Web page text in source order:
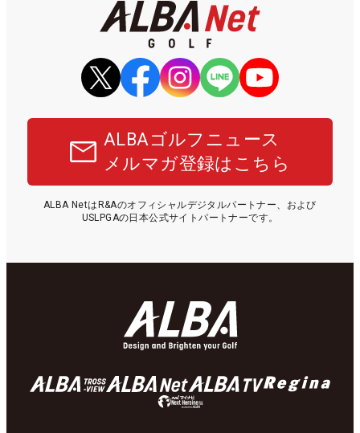
ALBAゴルフニュース
メルマガ登録はこちら
ALBA NetはR&Aのオフィシャルデジタルパートナー、および
USLPGAの日本公式サイトパートナーです。